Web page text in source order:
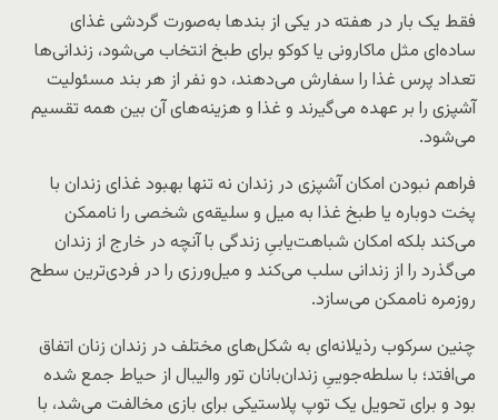
فقط یک بار در هفته در یکی از بندها به‌صورت گردشی غذای
ساده‌ای مثل ماکارونی یا کوکو برای طبخ انتخاب می‌شود، زندانی‌ها
تعداد پرس غذا را سفارش می‌دهند، دو نفر از هر بند مسئولیت
آشپزی را بر عهده می‌گیرند و غذا و هزینه‌های آن بین همه تقسیم
می‌شود.
فراهم نبودن امکان آشپزی در زندان نه تنها بهبود غذای زندان‌ با
پخت دوباره یا طبخ غذا به میل و سلیقه‌ی شخصی را ناممکن
می‌کند بلکه امکان شباهت‌یابیِ زندگی با آنچه در خارج از زندان
می‌گذرد را از زندانی سلب می‌کند و میل‌ورزی را در فردی‌ترین سطح
روزمره ناممکن می‌سازد.
چنین سرکوب رذیلانه‌ای به شکل‌های مختلف در زندان زنان اتفاق
می‌افتد؛ با سلطه‌جوییِ زندان‌بانان تور والیبال از حیاط جمع شده
بود و برای تحویل یک توپ پلاستیکی برای بازی مخالفت می‌شد، با